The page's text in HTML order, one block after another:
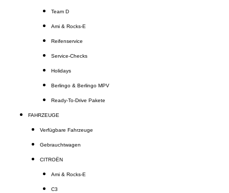
Team D
Ami & Rocks-E
Reifenservice
Service-Checks
Holidays
Berlingo & Berlingo MPV
Ready-To-Drive Pakete
FAHRZEUGE
Verfügbare Fahrzeuge
Gebrauchtwagen
CITROËN
Ami & Rocks-E
C3